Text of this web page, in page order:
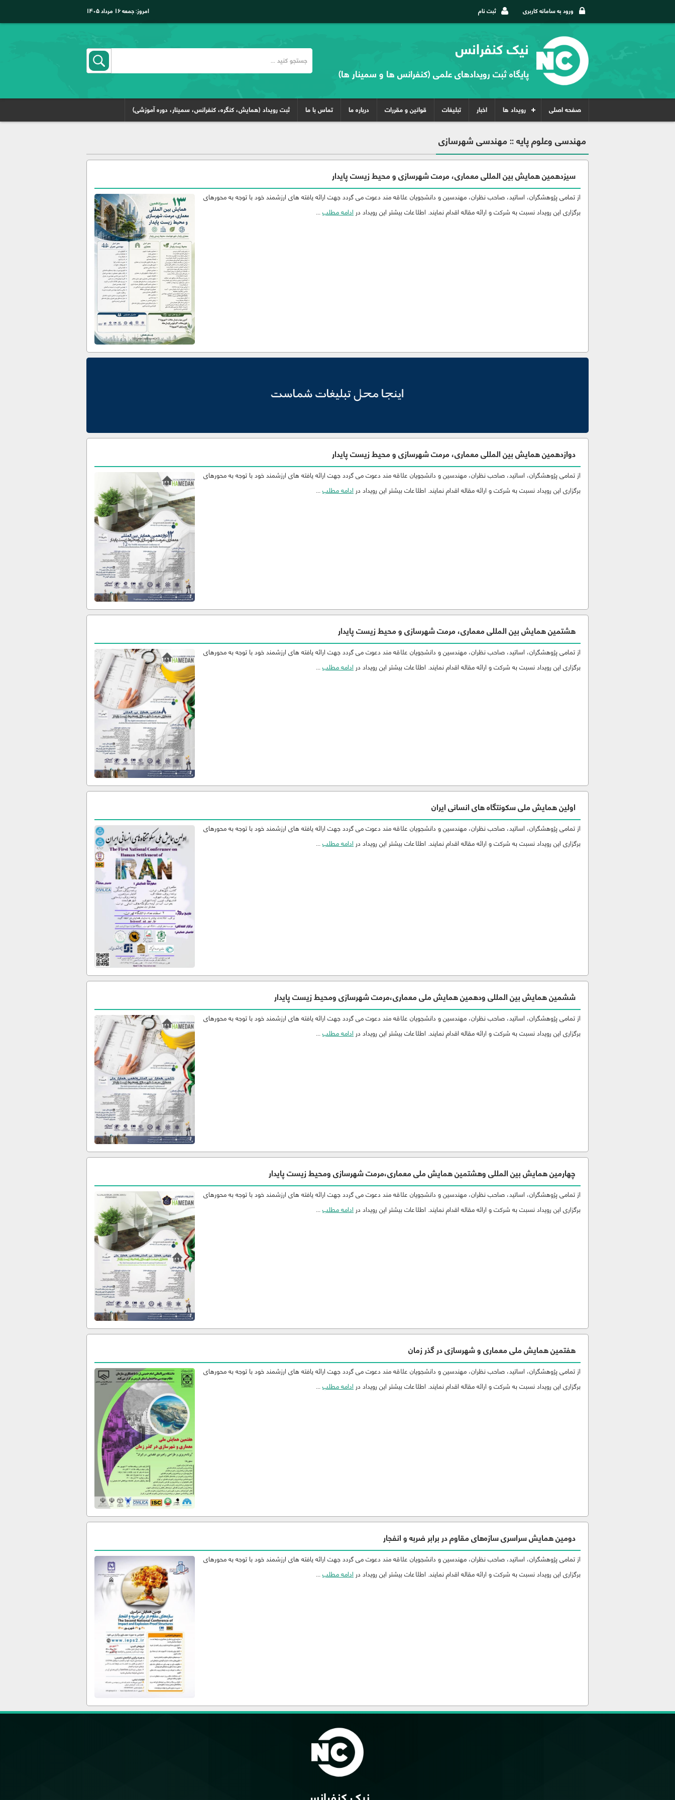
ورود به سامانه کاربری ثبت نام امروز:جمعه ۱۶ مرداد ۱۴۰۵
نیک کنفرانس
پایگاه ثبت رویدادهای علمی (کنفرانس ها و سمینار ها)
صفحه اصلی رویداد ها اخبار تبلیغات قوانین و مقررات درباره ما تماس با ما ثبت رویداد (همایش، کنگره، کنفرانس، سمینار، دوره آموزشی)
مهندسی وعلوم پایه :: مهندسی شهرسازی
سیزدهمین همایش بین المللی معماری، مرمت شهرسازی و محیط زیست پایدار
از تمامی پژوهشگران، اساتید، صاحب نظران، مهندسین و دانشجویان علاقه مند دعوت می گردد جهت ارائه یافته های ارزشمند خود با توجه به محورهای
برگزاری این رویداد نسبت به شرکت و ارائه مقاله اقدام نمایند. اطلاعات بیشتر این رویداد در ادامه مطلب...
دوازدهمین همایش بین المللی معماری، مرمت شهرسازی و محیط زیست پایدار
از تمامی پژوهشگران، اساتید، صاحب نظران، مهندسین و دانشجویان علاقه مند دعوت می گردد جهت ارائه یافته های ارزشمند خود با توجه به محورهای
برگزاری این رویداد نسبت به شرکت و ارائه مقاله اقدام نمایند. اطلاعات بیشتر این رویداد در ادامه مطلب...
هشتمین همایش بین المللی معماری، مرمت شهرسازی و محیط زیست پایدار
از تمامی پژوهشگران، اساتید، صاحب نظران، مهندسین و دانشجویان علاقه مند دعوت می گردد جهت ارائه یافته های ارزشمند خود با توجه به محورهای
برگزاری این رویداد نسبت به شرکت و ارائه مقاله اقدام نمایند. اطلاعات بیشتر این رویداد در ادامه مطلب...
اولین همایش ملی سکونتگاه های انسانی ایران
از تمامی پژوهشگران، اساتید، صاحب نظران، مهندسین و دانشجویان علاقه مند دعوت می گردد جهت ارائه یافته های ارزشمند خود با توجه به محورهای
برگزاری این رویداد نسبت به شرکت و ارائه مقاله اقدام نمایند. اطلاعات بیشتر این رویداد در ادامه مطلب...
ششمین همایش بین المللی ودهمین همایش ملی معماری،مرمت شهرسازی ومحیط زیست پایدار
از تمامی پژوهشگران، اساتید، صاحب نظران، مهندسین و دانشجویان علاقه مند دعوت می گردد جهت ارائه یافته های ارزشمند خود با توجه به محورهای
برگزاری این رویداد نسبت به شرکت و ارائه مقاله اقدام نمایند. اطلاعات بیشتر این رویداد در ادامه مطلب...
چهارمین همایش بین المللی وهشتمین همایش ملی معماری،مرمت شهرسازی ومحیط زیست پایدار
از تمامی پژوهشگران، اساتید، صاحب نظران، مهندسین و دانشجویان علاقه مند دعوت می گردد جهت ارائه یافته های ارزشمند خود با توجه به محورهای
برگزاری این رویداد نسبت به شرکت و ارائه مقاله اقدام نمایند. اطلاعات بیشتر این رویداد در ادامه مطلب...
هفتمین همایش ملی معماری و شهرسازی در گذر زمان
از تمامی پژوهشگران، اساتید، صاحب نظران، مهندسین و دانشجویان علاقه مند دعوت می گردد جهت ارائه یافته های ارزشمند خود با توجه به محورهای
برگزاری این رویداد نسبت به شرکت و ارائه مقاله اقدام نمایند. اطلاعات بیشتر این رویداد در ادامه مطلب...
دومین همایش سراسری سازه‌های مقاوم در برابر ضربه و انفجار
از تمامی پژوهشگران، اساتید، صاحب نظران، مهندسین و دانشجویان علاقه مند دعوت می گردد جهت ارائه یافته های ارزشمند خود با توجه به محورهای
برگزاری این رویداد نسبت به شرکت و ارائه مقاله اقدام نمایند. اطلاعات بیشتر این رویداد در ادامه مطلب...